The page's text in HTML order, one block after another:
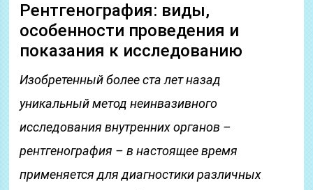
Рентгенография: виды,
особенности проведения и
показания к исследованию
Изобретенный более ста лет назад
уникальный метод неинвазивного
исследования внутренних органов –
рентгенография – в настоящее время
применяется для диагностики различных